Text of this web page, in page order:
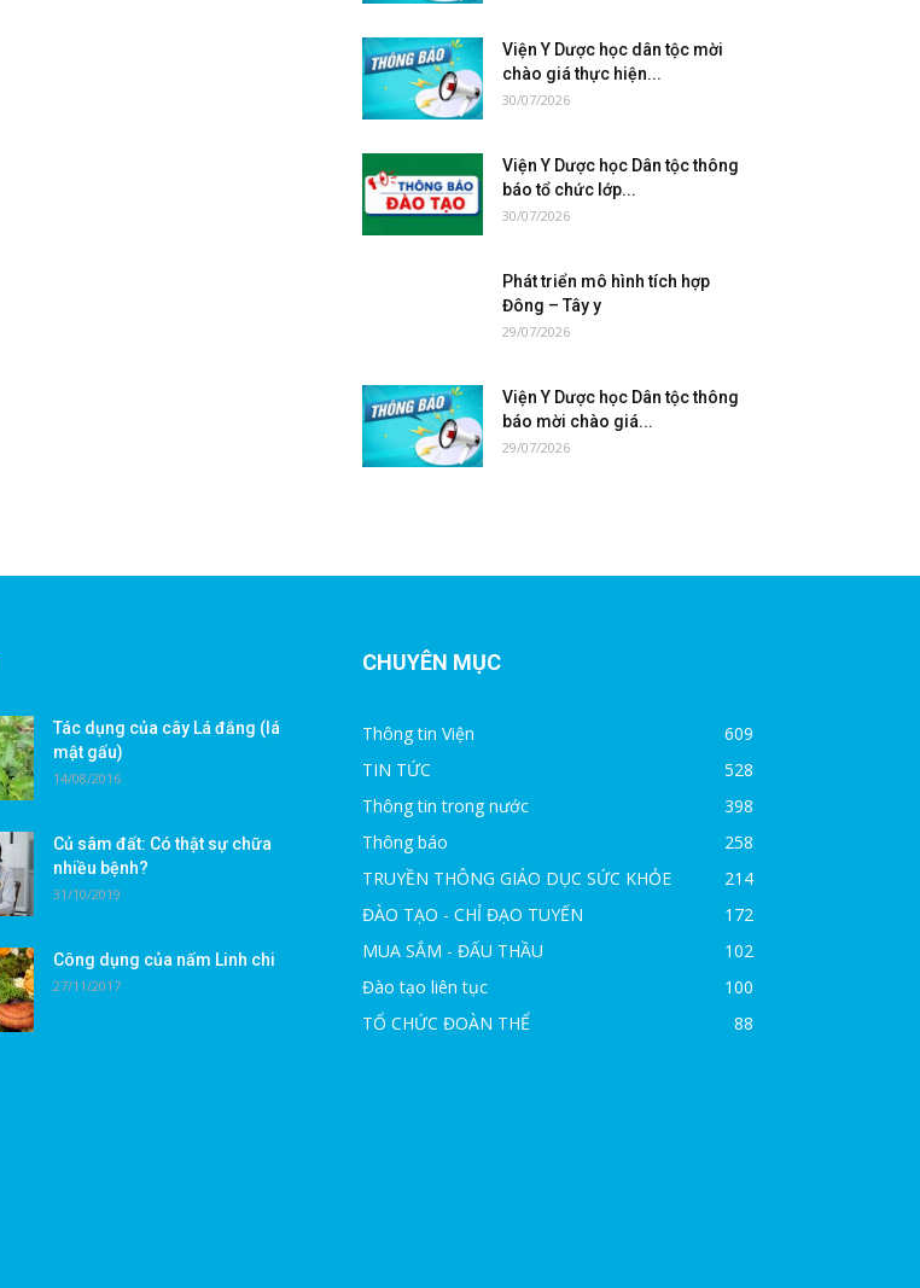
Viện Y Dược học dân tộc mời
chào giá thực hiện...
30/07/2026
Viện Y Dược học Dân tộc thông
báo tổ chức lớp...
30/07/2026
Phát triển mô hình tích hợp
Đông – Tây y
29/07/2026
Viện Y Dược học Dân tộc thông
báo mời chào giá...
29/07/2026
Tác dụng của cây Lá đắng (lá
mật gấu)
14/08/2016
Củ sâm đất: Có thật sự chữa
nhiều bệnh?
31/10/2019
Công dụng của nấm Linh chi
27/11/2017
CHUYÊN MỤC
Thông tin Viện
609
TIN TỨC
528
Thông tin trong nước
398
Thông báo
258
TRUYỀN THÔNG GIÁO DỤC SỨC KHỎE
214
ĐÀO TẠO - CHỈ ĐẠO TUYẾN
172
MUA SẮM - ĐẤU THẦU
102
Đào tạo liên tục
100
TỔ CHỨC ĐOÀN THỂ
88